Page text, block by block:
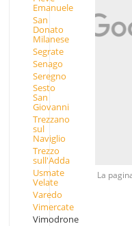
Emanuele
San
Donato
Milanese
Segrate
Senago
Seregno
Sesto
San
Giovanni
Trezzano
sul
Naviglio
Trezzo
sull'Adda
Usmate
Velate
Varedo
Vimercate
Vimodrone
La